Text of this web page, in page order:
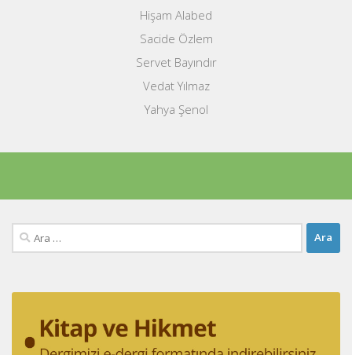
Hişam Alabed
Sacide Özlem
Servet Bayındır
Vedat Yılmaz
Yahya Şenol
Arama: